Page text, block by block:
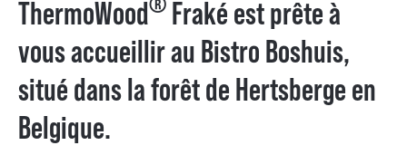
ThermoWood
Fraké est prête à
vous accueillir au Bistro Boshuis,
situé dans la forêt de Hertsberge en
Belgique.